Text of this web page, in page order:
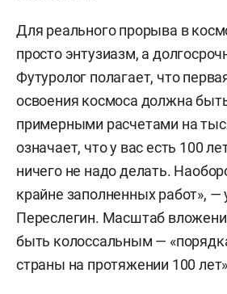
Для реального прорыва в
просто энтузиазм, а
Футуролог полагает, что
освоения космоса должна
примерными расчетами на
означает, что у вас есть 100
ничего не надо делать.
крайне заполненных работ», —
Переслегин. Масштаб
быть колоссальным —
страны на протяжении 100